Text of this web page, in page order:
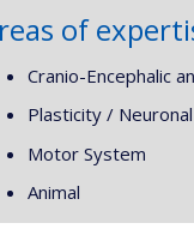
of
Cranio-Encephalic
Plasticity /
Motor System
Animal